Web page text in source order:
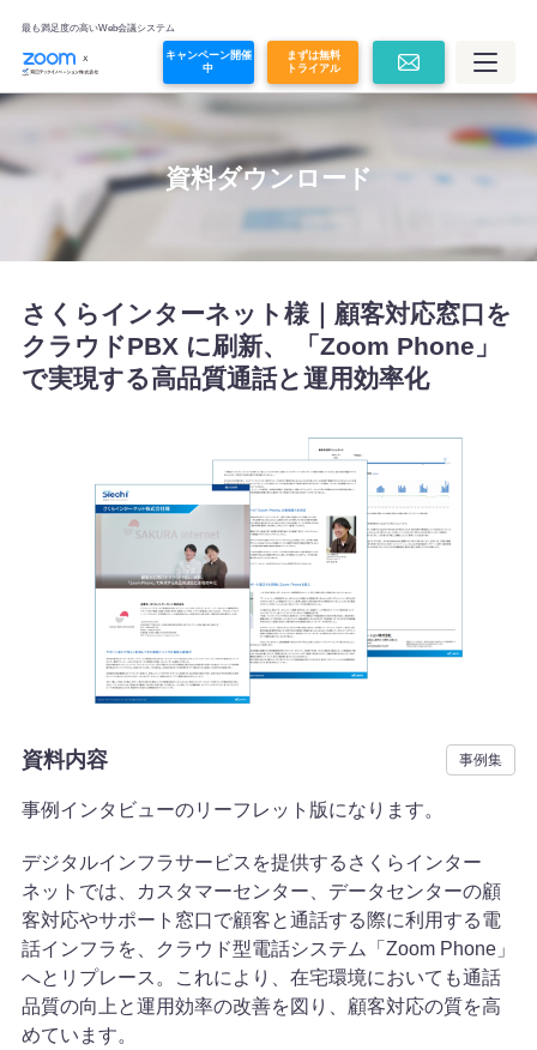
最も満足度の高いWeb会議システム
まずは無料
トライアル
キャンペーン開催
中
Zoom Contact Center
Zoom Revenue Accelerator
その他コラボレーションツール
プラン・価格
価格シミュレーション
導入事例
資料・イベント
資料ダウンロード
よくあるご質問
資料ダウンロード
さくらインターネット様｜顧客対応窓口を
クラウドPBX に刷新、 「Zoom Phone」
で実現する高品質通話と運用効率化
資料内容 事例集
事例インタビューのリーフレット版になります。
デジタルインフラサービスを提供するさくらインター
ネットでは、カスタマーセンター、データセンターの顧
客対応やサポート窓口で顧客と通話する際に利用する電
話インフラを、クラウド型電話システム「Zoom Phone」
へとリプレース。これにより、在宅環境においても通話
品質の向上と運用効率の改善を図り、顧客対応の質を高
めています。